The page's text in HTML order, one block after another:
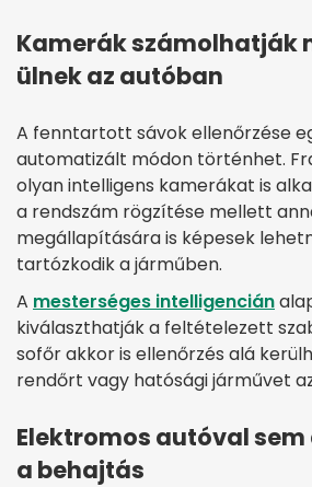
Kamerák számolhatják
ülnek az autóban
A fenntartott sávok ellenőrzése
automatizált módon történhet.
olyan intelligens kamerákat is
a rendszám rögzítése mellett
megállapítására is képesek
tartózkodik a járműben.
A mesterséges intelligencián
kiválaszthatják a feltételezett
sofőr akkor is ellenőrzés alá
rendőrt vagy hatósági járművet
Elektromos autóval
a behajtás